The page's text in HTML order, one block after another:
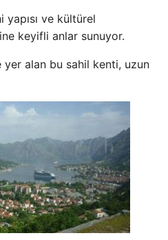
yapısı ve kültürel
keyifli anlar sunuyor.
yer alan bu sahil kenti, uzun